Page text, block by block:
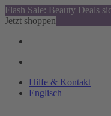
Flash Sale: Beauty Deals
Jetzt shoppen
Hilfe & Kontakt
Englisch